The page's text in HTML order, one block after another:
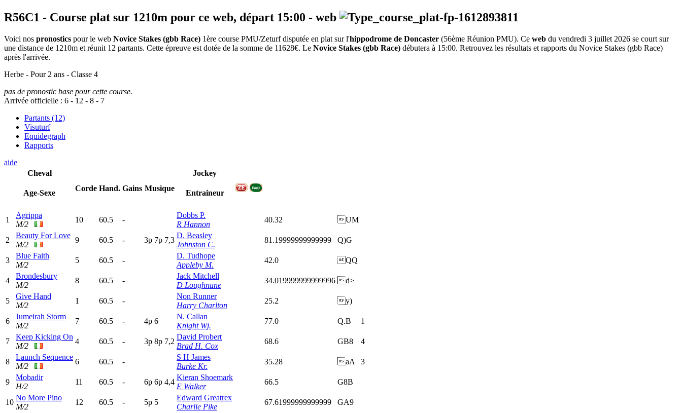
R56C1 - Course plat sur 1210m pour ce web, départ 15:00 - web
Voici nos pronostics pour le web Novice Stakes (gbb Race) 1ère course PMU/Zeturf disputée en plat sur l'hippodrome de Doncaster (56ème Réunion PMU). Ce web du vendredi 3 juillet 2026 se court sur
une distance de 1210m et réunit 12 partants. Cette épreuve est dotée de la somme de 11628€. Le Novice Stakes (gbb Race) débutera à 15:00. Retrouvez les résultats et rapports du Novice Stakes (gbb Race)
après l'arrivée.
Herbe - Pour 2 ans - Classe 4
pas de pronostic base pour cette course.
Arrivée officielle : 6 - 12 - 8 - 7
Partants (12)
Visuturf
Equidegraph
Rapports
aide
Cheval
Age-Sexe
Corde Hand. Gains Musique
Jockey
Entraineur
1
Agrippa
M/2
10 60.5 -
Dobbs P.
R Hannon
40.32 UM
2
Beauty For Love
M/2
9 60.5 - 3p 7p 7,3
D. Beasley
Johnston C.
81.19999999999999 Q)G
3
Blue Faith
M/2
5 60.5 -
D. Tudhope
Appleby M.
42.0 QQ
4
Brondesbury
M/2
8 60.5 -
Jack Mitchell
D Loughnane
34.019999999999996 d>
5
Give Hand
M/2
1 60.5 -
Non Runner
Harry Charlton
25.2 y)
6
Jumeirah Storm
M/2
7 60.5 - 4p 6
N. Callan
Knight Wj.
77.0 Q.B 1
7
Keep Kicking On
M/2
4 60.5 - 3p 8p 7,2
David Probert
Brad H. Cox
68.6 GB8 4
8
Launch Sequence
M/2
6 60.5 -
S H James
Burke Kr.
35.28 aA 3
9
Mobadir
H/2
11 60.5 - 6p 6p 4,4
Kieran Shoemark
E Walker
66.5 G8B
10
No More Pino
M/2
12 60.5 - 5p 5
Edward Greatrex
Charlie Pike
67.61999999999999 GA9